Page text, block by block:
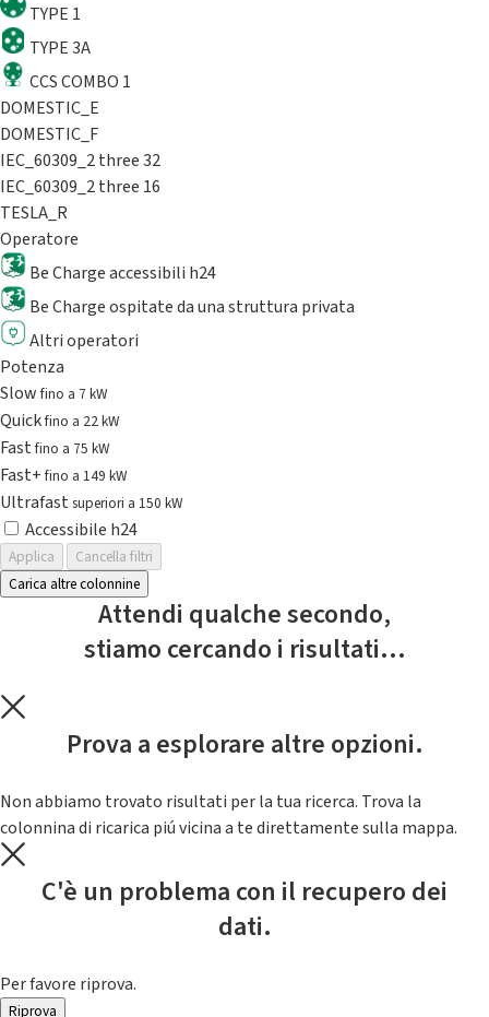
TYPE 1
TYPE 3A
CCS COMBO 1
DOMESTIC_E
DOMESTIC_F
IEC_60309_2 three 32
IEC_60309_2 three 16
TESLA_R
Operatore
Be Charge accessibili h24
Be Charge ospitate da una struttura privata
Altri operatori
Potenza
Slowfino a 7 kW
Quickfino a 22 kW
Fastfino a 75 kW
Fast+fino a 149 kW
Ultrafast superiori a 150 kW
Accessibile h24
Applica
Cancella filtri
Carica altre colonnine
Attendi qualche secondo,
stiamo cercando i risultati...
Prova a esplorare altre opzioni.
Non abbiamo trovato risultati per la tua ricerca. Trova la
colonnina di ricarica piú vicina a te direttamente sulla mappa.
C'è un problema con il recupero dei
dati.
Per favore riprova.
Riprova